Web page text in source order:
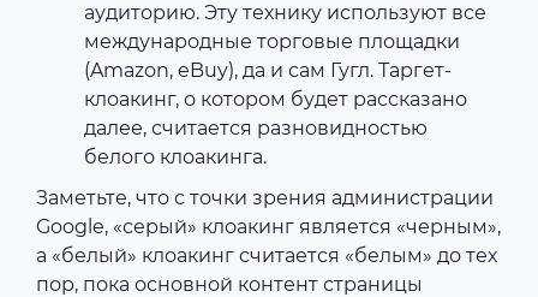
аудиторию. Эту технику используют все
международные торговые площадки
(Amazon, eBuy), да и сам Гугл. Таргет-
клоакинг, о котором будет рассказано
далее, считается разновидностью
белого клоакинга.
Заметьте, что с точки зрения администрации
Google, «серый» клоакинг является «черным»,
а «белый» клоакинг считается «белым» до тех
пор, пока основной контент страницы